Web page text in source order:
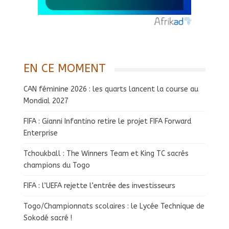
EN CE MOMENT
CAN féminine 2026 : les quarts lancent la course au
Mondial 2027
FIFA : Gianni Infantino retire le projet FIFA Forward
Enterprise
Tchoukball : The Winners Team et King TC sacrés
champions du Togo
FIFA : l’UEFA rejette l’entrée des investisseurs
Togo/Championnats scolaires : le Lycée Technique de
Sokodé sacré !